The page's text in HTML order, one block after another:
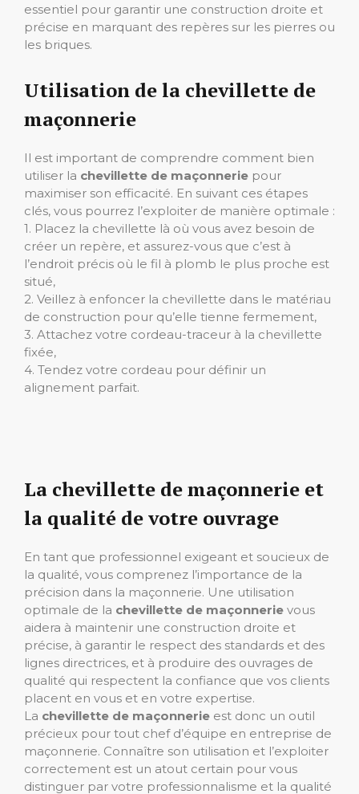
essentiel pour garantir une construction droite et
précise en marquant des repères sur les pierres ou
les briques.
Utilisation de la chevillette de
maçonnerie
Il est important de comprendre comment bien
utiliser la chevillette de maçonnerie pour
maximiser son efficacité. En suivant ces étapes
clés, vous pourrez l’exploiter de manière optimale :
1. Placez la chevillette là où vous avez besoin de
créer un repère, et assurez-vous que c’est à
l’endroit précis où le fil à plomb le plus proche est
situé,
2. Veillez à enfoncer la chevillette dans le matériau
de construction pour qu’elle tienne fermement,
3. Attachez votre cordeau-traceur à la chevillette
fixée,
4. Tendez votre cordeau pour définir un
alignement parfait.
La chevillette de maçonnerie et
la qualité de votre ouvrage
En tant que professionnel exigeant et soucieux de
la qualité, vous comprenez l’importance de la
précision dans la maçonnerie. Une utilisation
optimale de la chevillette de maçonnerie vous
aidera à maintenir une construction droite et
précise, à garantir le respect des standards et des
lignes directrices, et à produire des ouvrages de
qualité qui respectent la confiance que vos clients
placent en vous et en votre expertise.
La chevillette de maçonnerie est donc un outil
précieux pour tout chef d’équipe en entreprise de
maçonnerie. Connaître son utilisation et l’exploiter
correctement est un atout certain pour vous
distinguer par votre professionnalisme et la qualité